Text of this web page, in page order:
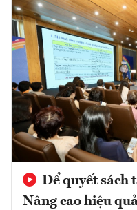
Để quyết sách
Nâng cao hiệu